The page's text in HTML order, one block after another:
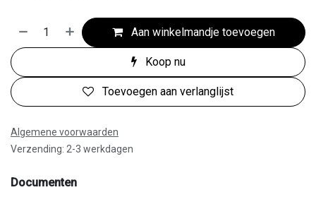
Aan winkelmandje toevoegen
Koop nu
Toevoegen aan verlanglijst
Algemene voorwaarden
Verzending: 2-3 werkdagen
Documenten